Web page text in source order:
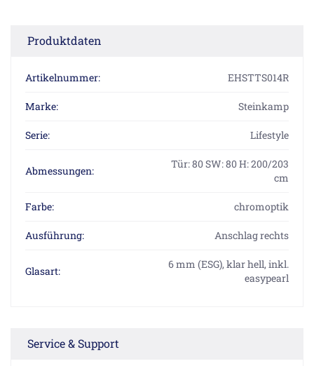
Produktdaten
Artikelnummer: EHSTTS014R
Marke: Steinkamp
Serie: Lifestyle
Abmessungen:
Tür: 80 SW: 80 H: 200/203
cm
Farbe: chromoptik
Ausführung: Anschlag rechts
Glasart:
6 mm (ESG), klar hell, inkl.
easypearl
Service & Support